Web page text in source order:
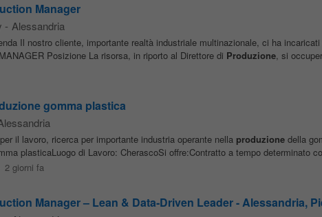
Manager
- Alessandria
Il nostro cliente, importante realtà industriale multinazionale, ci ha
Posizione La risorsa, in riporto al Direttore di Produzione, si
gomma plastica
il lavoro, ricerca per importante industria operante nella produzionedella
plasticaLuogo di Lavoro: CherascoSi offre:Contratto a tempo determinato
2 giorni fa
Manager – Lean & Data‑Driven Leader - Alessandria,